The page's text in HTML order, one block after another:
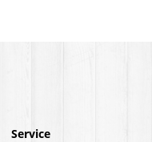
Service